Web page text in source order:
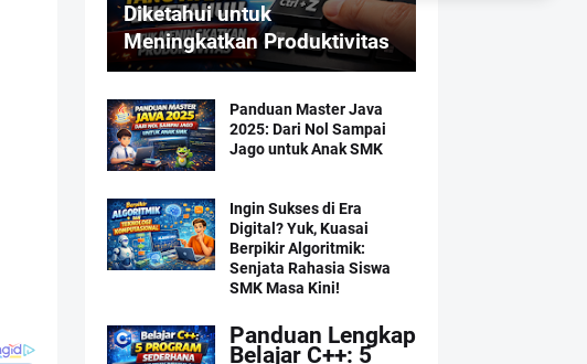
Diketahui untuk
Meningkatkan Produktivitas
Panduan Master Java
2025: Dari Nol Sampai
Jago untuk Anak SMK
Ingin Sukses di Era
Digital? Yuk, Kuasai
Berpikir Algoritmik:
Senjata Rahasia Siswa
SMK Masa Kini!
Panduan Lengkap
Belajar C++: 5